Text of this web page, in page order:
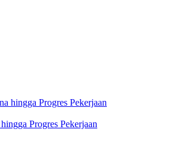
Progres Pekerjaan